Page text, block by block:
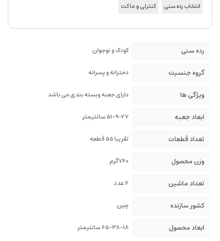
انتخاب رده سنی
کنترلی و ماکت
رده سنی کودک و نوجوان
گروه جنسیت دخترانه و پسرانه
ویژگی ها دارای جعبه وبسته بندی می باشد
ابعاد جعبه 51-9-27 سانتیمتر
تعداد قطعات تقریبا 55 قطعه
وزن محصول 740گرم
تعداد ماشین 4 عدد
کشور سازنده چین
ابعاد محصول 65-38-18 سانتیمتر